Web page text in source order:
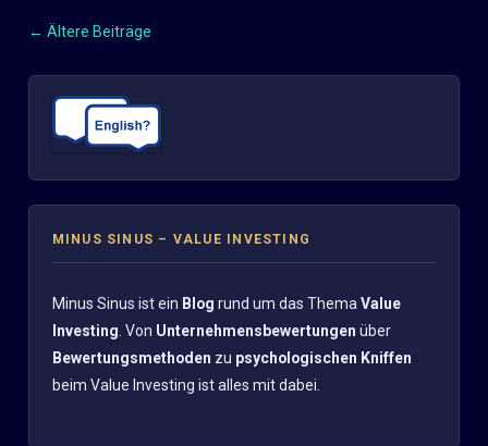
← Ältere Beiträge
MINUS SINUS – VALUE INVESTING
Minus Sinus ist ein Blog rund um das ThemaValue
Investing. Von Unternehmensbewertungen über
Bewertungsmethoden zu psychologischen Kniffen
beim Value Investing ist alles mit dabei.